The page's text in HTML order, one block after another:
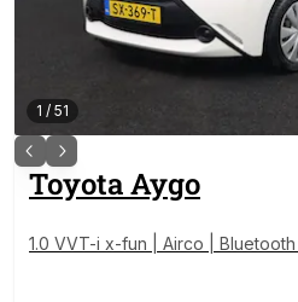
1 / 51
ToyotaAygo
1.0 VVT-i x-fun | Airco | Bluetooth |